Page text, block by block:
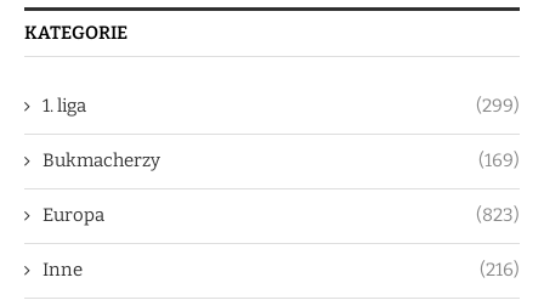
KATEGORIE
1. liga (299)
Bukmacherzy (169)
Europa (823)
Inne (216)